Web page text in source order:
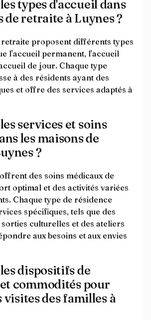
types d'accueil dans
de retraite à Luynes ?
retraite proposent différents types
l'accueil permanent, l'accueil
de jour. Chaque type
à des résidents ayant des
et offre des services adaptés à
services et soins
les maisons de
?
des soins médicaux de
optimal et des activités variées
Chaque type de résidence
spécifiques, tels que des
culturelles et des ateliers
aux besoins et aux envies
dispositifs de
commodités pour
des familles à